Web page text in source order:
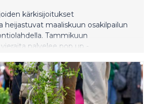
kärkisijoitukset
heijastuvat maaliskuun osakilpailun
Tammikuun
palvelee pop up -